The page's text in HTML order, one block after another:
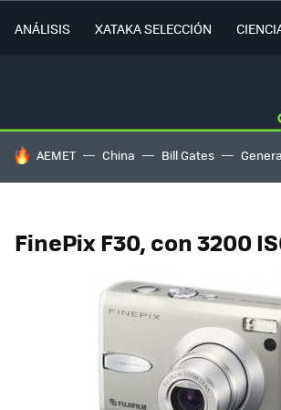
ANÁLISIS XATAKA SELECCIÓN
HOY SE HABLA DE
AEMET China Bill Gates
FinePix F30, con 3200